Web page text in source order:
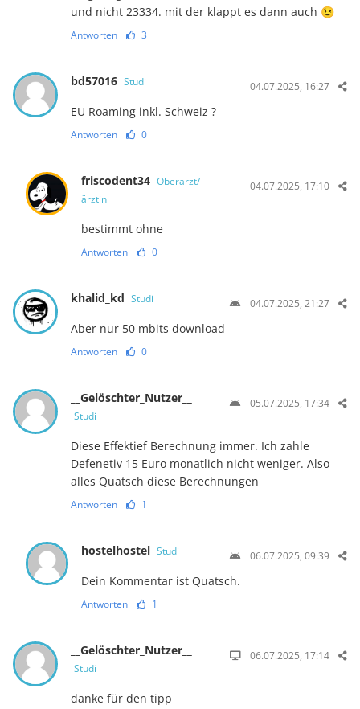
und nicht 23334. mit der klappt es dann auch 😉
Antworten 3
bd57016 Studi 04.07.2025, 16:27
EU Roaming inkl. Schweiz ?
Antworten 0
friscodent34 Oberarzt/-
ärztin
04.07.2025, 17:10
bestimmt ohne
Antworten 0
khalid_kd Studi 04.07.2025, 21:27
Aber nur 50 mbits download
Antworten 0
__Gelöschter_Nutzer__
Studi
05.07.2025, 17:34
Diese Effektief Berechnung immer. Ich zahle
Defenetiv 15 Euro monatlich nicht weniger. Also
alles Quatsch diese Berechnungen
Antworten 1
hostelhostel Studi 06.07.2025, 09:39
Dein Kommentar ist Quatsch.
Antworten 1
__Gelöschter_Nutzer__
Studi
06.07.2025, 17:14
danke für den tipp